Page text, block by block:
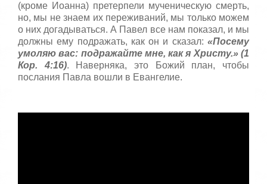
(кроме Иоанна) претерпели мученическую смерть,
но, мы не знаем их переживаний, мы только можем
о них догадываться. А Павел все нам показал, и мы
должны ему подражать, как он и сказал: «Посему
умоляю вас: подражайте мне, как я Христу.» (1
Кор. 4:16). Наверняка, это Божий план, чтобы
послания Павла вошли в Евангелие.